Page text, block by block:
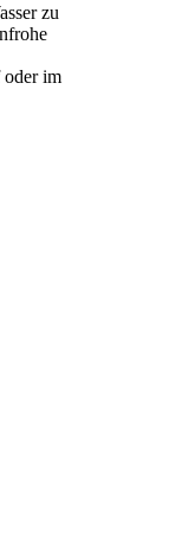
zu
oder im